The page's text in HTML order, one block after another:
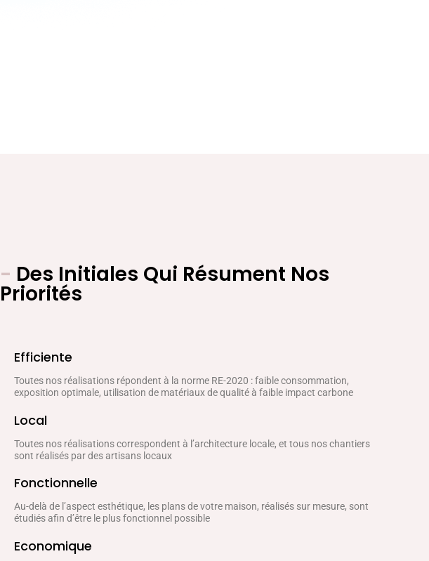
- Des Initiales Qui Résument Nos
Priorités
Efficiente
Toutes nos réalisations répondent à la norme RE-2020 : faible consommation,
exposition optimale, utilisation de matériaux de qualité à faible impact carbone
Local
Toutes nos réalisations correspondent à l’architecture locale, et tous nos chantiers
sont réalisés par des artisans locaux
Fonctionnelle
Au-delà de l’aspect esthétique, les plans de votre maison, réalisés sur mesure, sont
étudiés afin d’être le plus fonctionnel possible
Economique